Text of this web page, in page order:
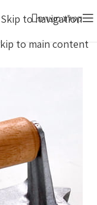
Skip to navigation
to main content
איסוף עצמי: א-ה 8:00-16:00 | ו' 8:00-12:00 (להודיע שאתם
קטלוג מוצרים